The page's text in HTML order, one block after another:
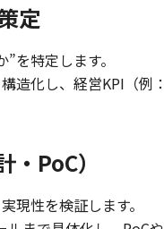
定
を特定します。
造化し、経営KPI（
PoC）
現性を検証します。